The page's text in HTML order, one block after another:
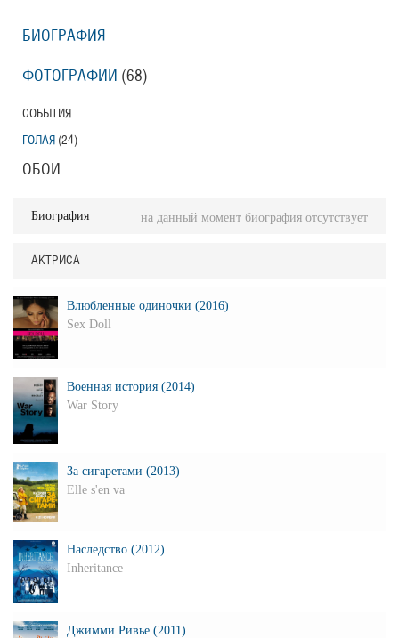
БИОГРАФИЯ
ФОТОГРАФИИ (68)
СОБЫТИЯ
ГОЛАЯ (24)
ОБОИ
Биография на данный момент биография отсутствует
АКТРИСА
Влюбленные одиночки (2016)
Sex Doll
Военная история (2014)
War Story
За сигаретами (2013)
Elle s'en va
Наследство (2012)
Inheritance
Джимми Ривье (2011)